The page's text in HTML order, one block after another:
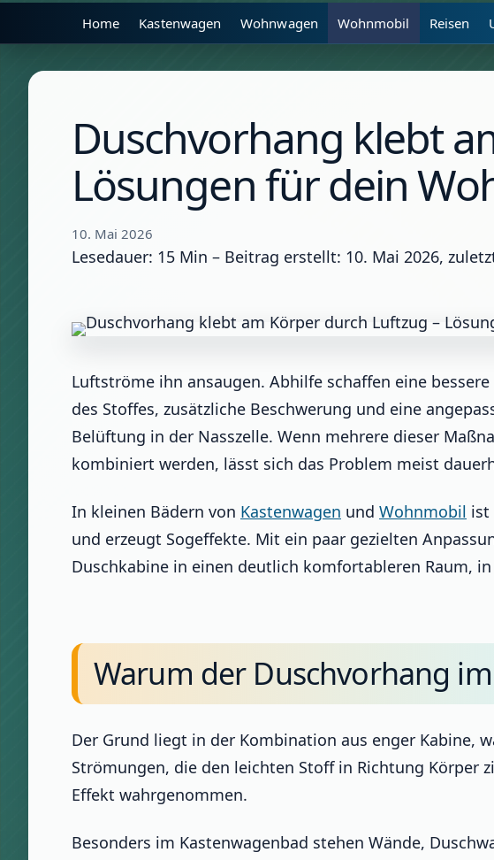
Home Kastenwagen Wohnwagen Wohnmobil Reisen
Duschvorhang klebt
Lösungen für dein
10. Mai 2026
Lesedauer: 15 Min – Beitrag erstellt: 10. Mai 2026,
Luftströme ihn ansaugen. Abhilfe schaffen eine bessere
des Stoffes, zusätzliche Beschwerung und eine
Belüftung in der Nasszelle. Wenn mehrere dieser
kombiniert werden, lässt sich das Problem meist
In kleinen Bädern von Kastenwagen und Wohnmobil ist
und erzeugt Sogeffekte. Mit ein paar gezielten
Duschkabine in einen deutlich komfortableren Raum,
Warum der Duschvorhang
Der Grund liegt in der Kombination aus enger Kabine,
Strömungen, die den leichten Stoff in Richtung Körper
Effekt wahrgenommen.
Besonders im Kastenwagenbad stehen Wände,